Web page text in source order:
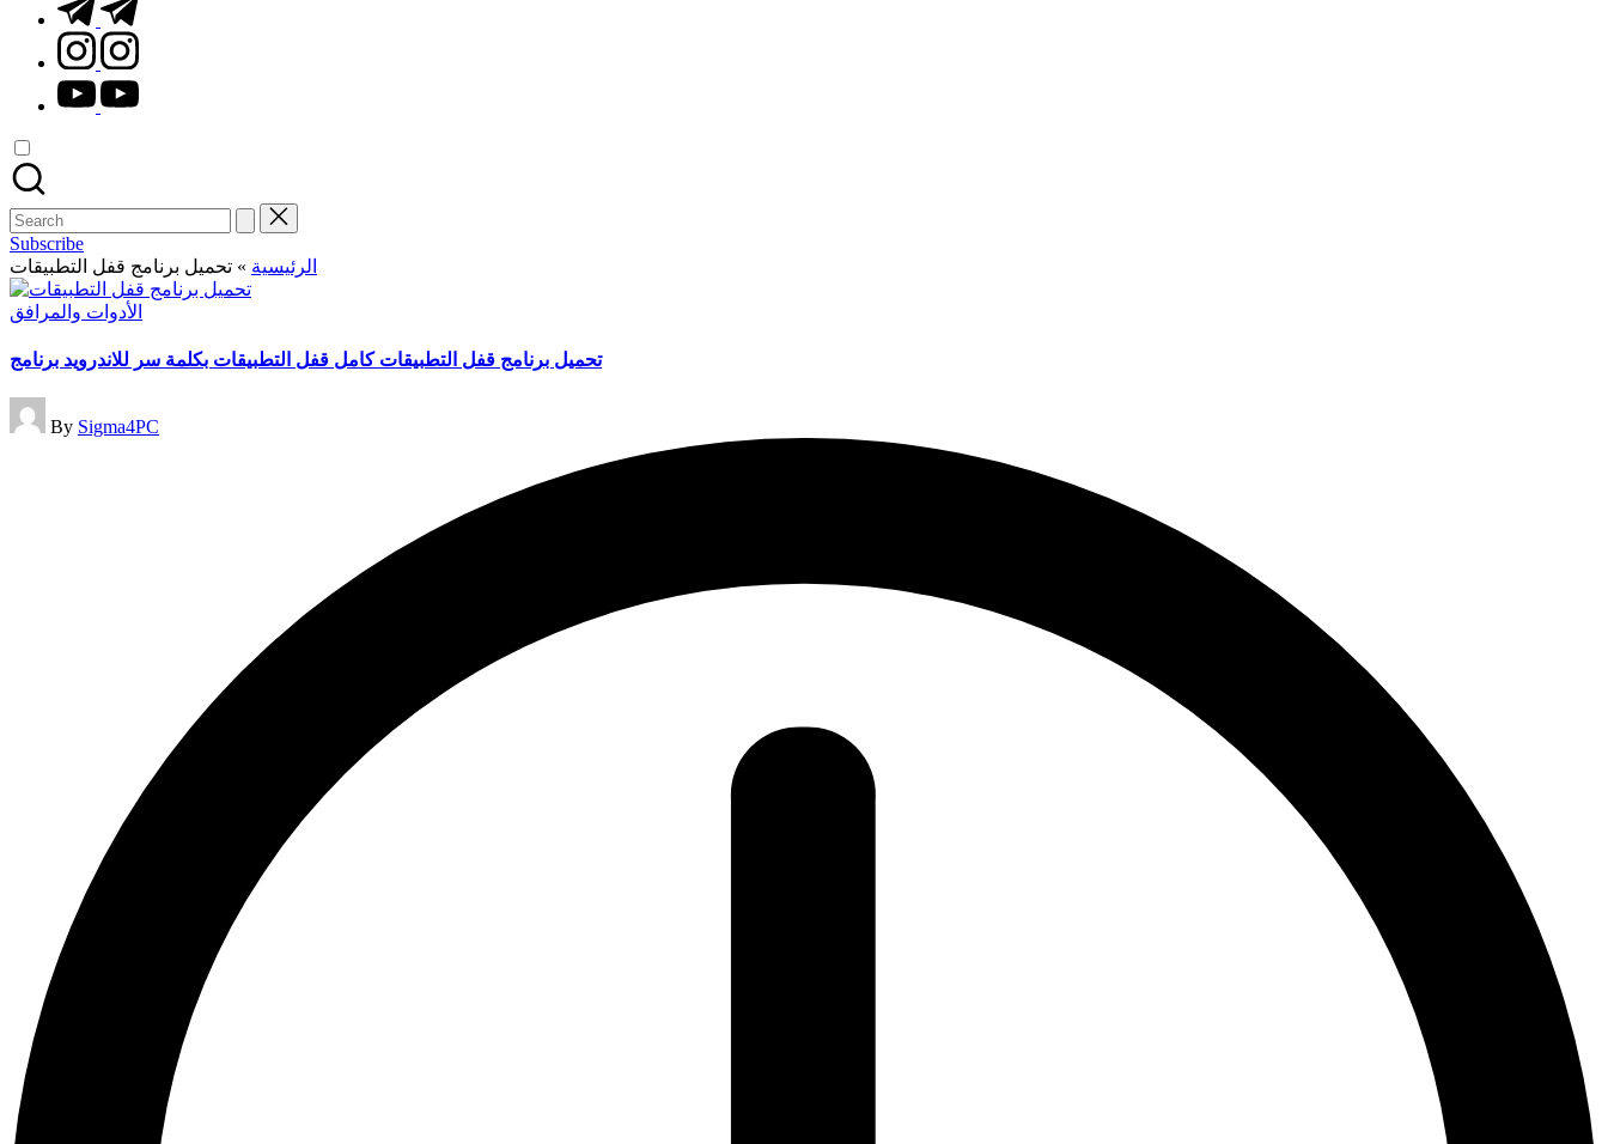
instagram.com
youtube.com
Search
for:
Subscribe
الرئيسية » تحميل برنامج قفل التطبيقات
Posted
الأدوات والمرافق
تحميل برنامج قفل التطبيقات كامل قفل التطبيقات بكلمة سر للاندرويد برنامج
Posted
by
By Sigma4PC